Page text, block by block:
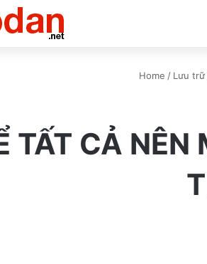
Home / Lưu trữ
TẤT CẢ NÊN